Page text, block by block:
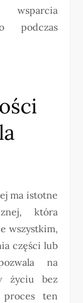
podczas
ma istotne
która
wszystkim,
części lub
na
życiu bez
proces ten